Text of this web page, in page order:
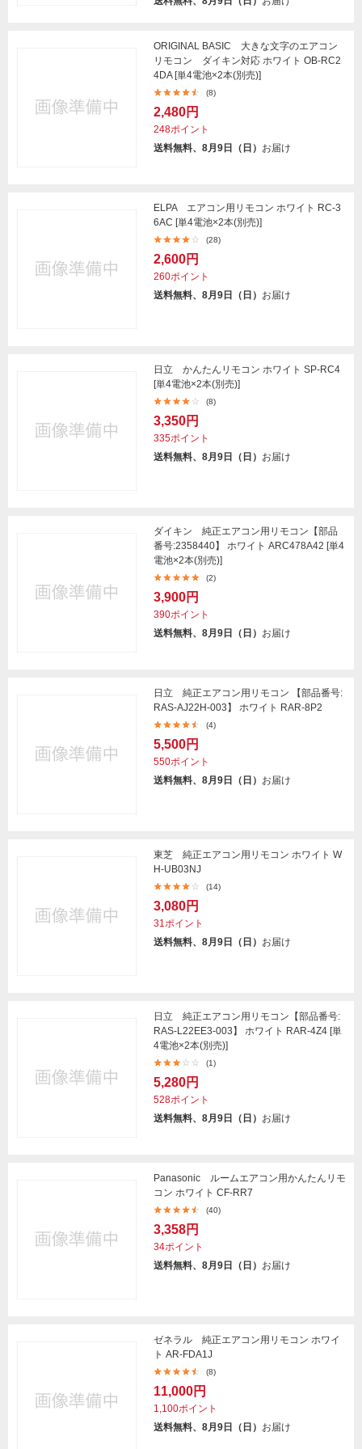
ORIGINAL BASIC 大きな文字のエアコン
リモコン ダイキン対応 ホワイト OB-RC2
4DA [単4電池×2本(別売)]
(8)
2,480円
248ポイント
送料無料、8月9日（日） お届け
ELPA エアコン用リモコン ホワイト RC-3
6AC [単4電池×2本(別売)]
(28)
2,600円
260ポイント
送料無料、8月9日（日） お届け
日立 かんたんリモコン ホワイト SP-RC4
[単4電池×2本(別売)]
(8)
3,350円
335ポイント
送料無料、8月9日（日） お届け
ダイキン 純正エアコン用リモコン【部品
番号:2358440】 ホワイト ARC478A42 [単4
電池×2本(別売)]
(2)
3,900円
390ポイント
送料無料、8月9日（日） お届け
日立 純正エアコン用リモコン 【部品番号:
RAS-AJ22H-003】 ホワイト RAR-8P2
(4)
5,500円
550ポイント
送料無料、8月9日（日） お届け
東芝 純正エアコン用リモコン ホワイト W
H-UB03NJ
(14)
3,080円
31ポイント
送料無料、8月9日（日） お届け
日立 純正エアコン用リモコン【部品番号:
RAS-L22EE3-003】 ホワイト RAR-4Z4 [単
4電池×2本(別売)]
(1)
5,280円
528ポイント
送料無料、8月9日（日） お届け
Panasonic ルームエアコン用かんたんリモ
コン ホワイト CF-RR7
(40)
3,358円
34ポイント
送料無料、8月9日（日） お届け
ゼネラル 純正エアコン用リモコン ホワイ
ト AR-FDA1J
(8)
11,000円
1,100ポイント
送料無料、8月9日（日） お届け